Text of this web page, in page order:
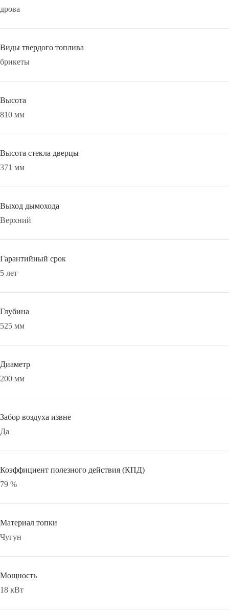
дрова
Виды твердого топлива
брикеты
Высота
810 мм
Высота стекла дверцы
371 мм
Выход дымохода
Верхний
Гарантийный срок
5 лет
Глубина
525 мм
Диаметр
200 мм
Забор воздуха извне
Да
Коэффициент полезного действия (КПД)
79 %
Материал топки
Чугун
Мощность
18 кВт